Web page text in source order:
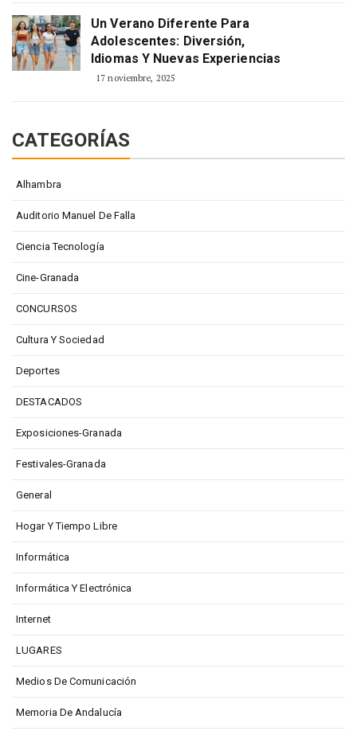
Un Verano Diferente Para
Adolescentes: Diversión,
Idiomas Y Nuevas Experiencias
17 noviembre, 2025
CATEGORÍAS
Alhambra
Auditorio Manuel De Falla
Ciencia Tecnología
Cine-Granada
CONCURSOS
Cultura Y Sociedad
Deportes
DESTACADOS
Exposiciones-Granada
Festivales-Granada
General
Hogar Y Tiempo Libre
Informática
Informática Y Electrónica
Internet
LUGARES
Medios De Comunicación
Memoria De Andalucía